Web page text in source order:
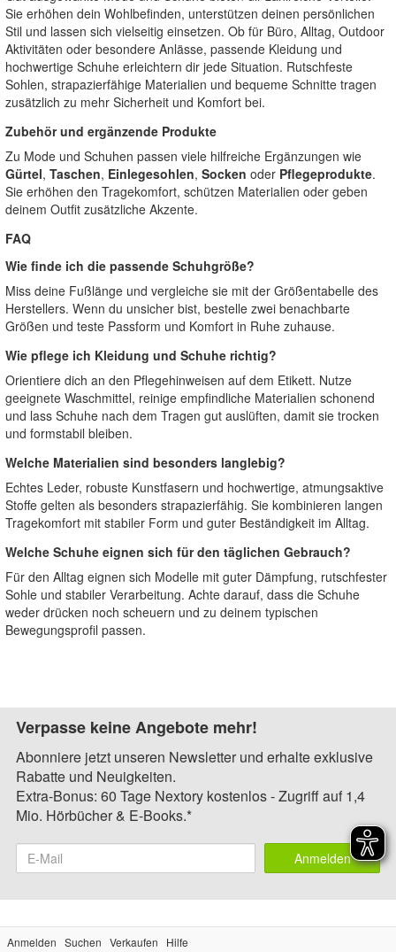
Sie erhöhen dein Wohlbefinden, unterstützen deinen persönlichen
Stil und lassen sich vielseitig einsetzen. Ob für Büro, Alltag, Outdoor
Aktivitäten oder besondere Anlässe, passende Kleidung und
hochwertige Schuhe erleichtern dir jede Situation. Rutschfeste
Sohlen, strapazierfähige Materialien und bequeme Schnitte tragen
zusätzlich zu mehr Sicherheit und Komfort bei.
Zubehör und ergänzende Produkte
Zu Mode und Schuhen passen viele hilfreiche Ergänzungen wie
Gürtel, Taschen, Einlegesohlen, Socken oder Pflegeprodukte.
Sie erhöhen den Tragekomfort, schützen Materialien oder geben
deinem Outfit zusätzliche Akzente.
FAQ
Wie finde ich die passende Schuhgröße?
Miss deine Fußlänge und vergleiche sie mit der Größentabelle des
Herstellers. Wenn du unsicher bist, bestelle zwei benachbarte
Größen und teste Passform und Komfort in Ruhe zuhause.
Wie pflege ich Kleidung und Schuhe richtig?
Orientiere dich an den Pflegehinweisen auf dem Etikett. Nutze
geeignete Waschmittel, reinige empfindliche Materialien schonend
und lass Schuhe nach dem Tragen gut auslüften, damit sie trocken
und formstabil bleiben.
Welche Materialien sind besonders langlebig?
Echtes Leder, robuste Kunstfasern und hochwertige, atmungsaktive
Stoffe gelten als besonders strapazierfähig. Sie kombinieren langen
Tragekomfort mit stabiler Form und guter Beständigkeit im Alltag.
Welche Schuhe eignen sich für den täglichen Gebrauch?
Für den Alltag eignen sich Modelle mit guter Dämpfung, rutschfester
Sohle und stabiler Verarbeitung. Achte darauf, dass die Schuhe
weder drücken noch scheuern und zu deinem typischen
Bewegungsprofil passen.
Verpasse keine Angebote mehr!
Abonniere jetzt unseren Newsletter und erhalte exklusive
Rabatte und Neuigkeiten.
Extra-Bonus: 60 Tage Nextory kostenlos - Zugriff auf 1,4
Mio. Hörbücher & E-Books.*
Anmelden
Anmelden Suchen Verkaufen
Hilfe